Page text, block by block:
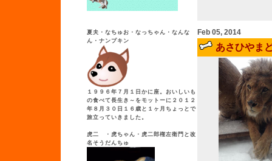
夏夫・なちゅお・なっちゃん・なんな
ん・ナンプキン
１９９６年７月１日かに座。おいしいも
の食べて長生き～をモットーに２０１２
年８月３０日１６歳と１ヶ月ちょっとで
旅立っていきました。
虎二 ・虎ちゃん・虎二郎権左衛門と改
名そうだんちゅ
Feb 05, 2014
あさひやま